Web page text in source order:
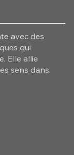
avec des
qui
Elle allie
sens dans